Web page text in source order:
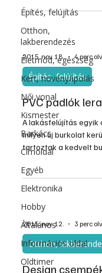
Építés, felújítás
Otthon,
lakberendezés
Életmód, egészség
Kert, növényápolás
Női vonal
Kismester
Barkács
Címoldal
Egyéb
Elektronika
Hobby
Általános
Információs oldal
Oldtimer
2015. nov. 18. 4 perc
Építés, felújítás
PVC padlók
A lakásfelújítás egyik
milyen új burkolat
tartoztak a kedvelt
mintázatuk,
Egyszerű fektetésük
2015. nov. 12. 3 perc
Otthon,
Design